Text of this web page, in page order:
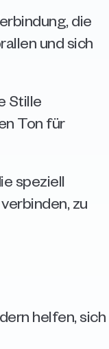
die
und sich
Stille
Ton für
speziell
zu
helfen, sich